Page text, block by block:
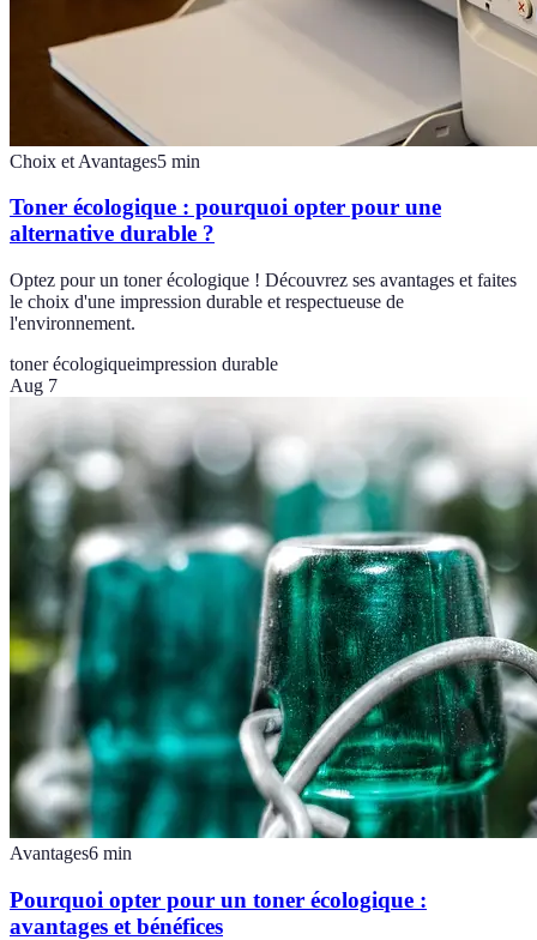
Choix et Avantages5 min
Toner écologique : pourquoi opter pour une
alternative durable ?
Optez pour un toner écologique ! Découvrez ses avantages et faites
le choix d'une impression durable et respectueuse de
l'environnement.
toner écologiqueimpression durable
Aug 7
Avantages6 min
Pourquoi opter pour un toner écologique :
avantages et bénéfices